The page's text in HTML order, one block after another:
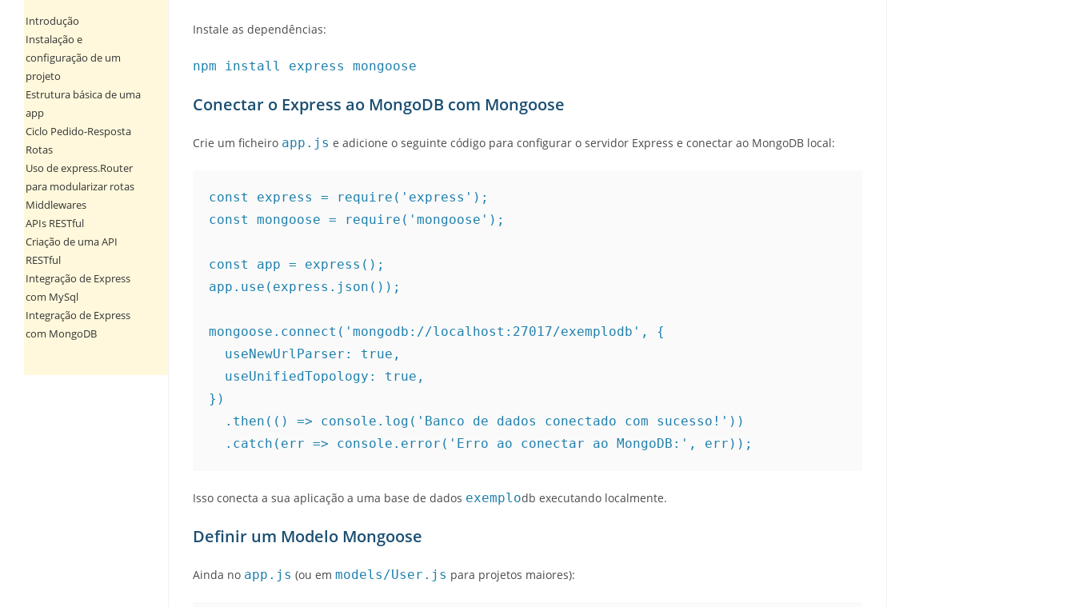
Instale as dependências:
npm install express mongoose
Conectar o Express ao MongoDB com Mongoose
Crie um ficheiro app.js e adicione o seguinte código para configurar o servidor Express e conectar ao MongoDB local:
const express = require('express');
const mongoose = require('mongoose');
const app = express();
app.use(express.json());
mongoose.connect('mongodb://localhost:27017/exemplodb', {
})
Isso conecta a sua aplicação a uma base de dados exemplodb executando localmente.
Definir um Modelo Mongoose
Ainda no app.js (ou em models/User.js para projetos maiores):
Introdução
Instalação e
configuração de um
projeto
Estrutura básica de uma
app
Ciclo Pedido-Resposta
Rotas
Uso de express.Router
para modularizar rotas
Middlewares
APIs RESTful
Criação de uma API
RESTful
Integração de Express
com MySql
Integração de Express
com MongoDB